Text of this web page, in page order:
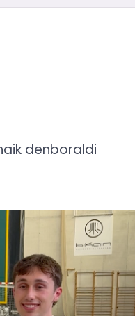
denboraldi